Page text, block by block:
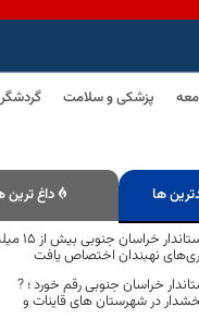
پزشکی و سلامت
ها داغ ترین
با پیگیری استاندار
نهبندان اختصاص یافت
خراسان جنوبی رقم خورد ؛ ?
در شهرستان های قاینات و